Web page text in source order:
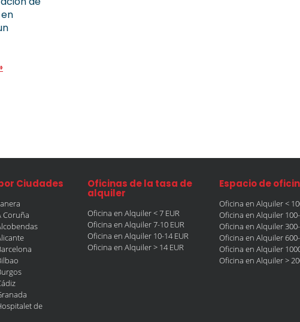
Ciudades
Coruña
de
Oficinas de la tasa de
alquiler
Oficina en Alquiler < 7 EUR
Oficina en Alquiler 7-10 EUR
Oficina en Alquiler 10-14 EUR
Oficina en Alquiler > 14 EUR
Espacio de
Oficina en Alquiler <
Oficina en Alquiler
Oficina en Alquiler
Oficina en Alquiler
Oficina en Alquiler
Oficina en Alquiler >